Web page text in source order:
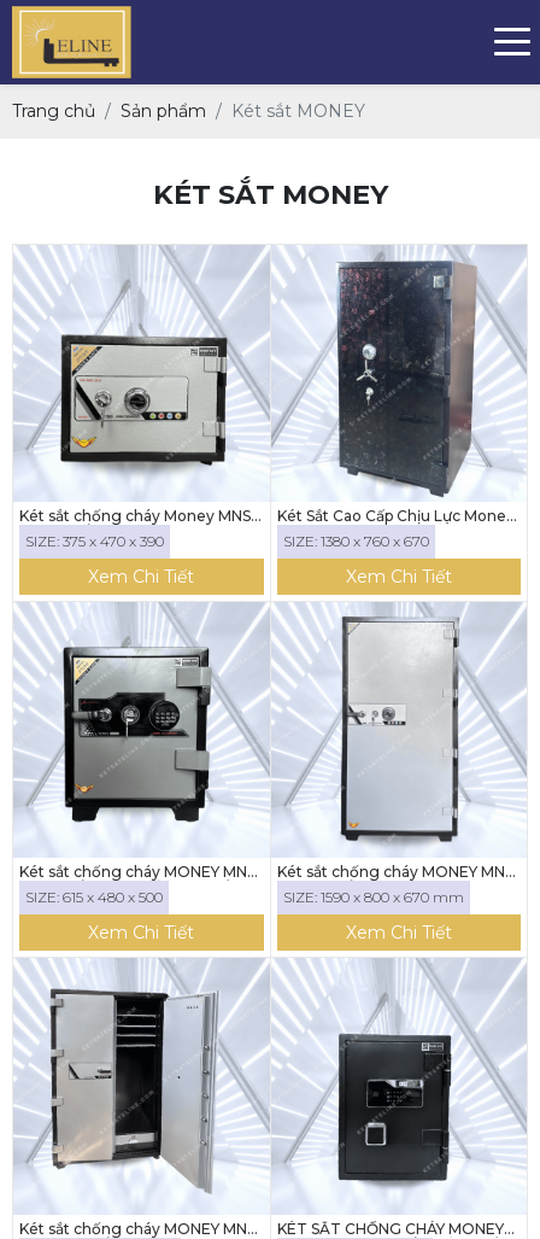
Trang chủ Sản phẩm Két sắt MONEY
KÉT SẮT MONEY
Két sắt chống cháy Money MNS-
SIZE: 375 x 470 x 390
Xem Chi Tiết
Két Sắt Cao Cấp Chịu Lực Money
SIZE: 1380 x 760 x 670
Xem Chi Tiết
Két sắt chống cháy MONEY MNS-
61E ( KHÓA ĐIỆN TỬ LED TRÒN)
SIZE: 615 x 480 x 500
Xem Chi Tiết
Két sắt chống cháy MONEY MNS-
159C ( KHÓA CƠ)
SIZE: 1590 x 800 x 670 mm
Xem Chi Tiết
Két sắt chống cháy MONEY MNS-
KÉT SẮT CHỐNG CHÁY MONEY